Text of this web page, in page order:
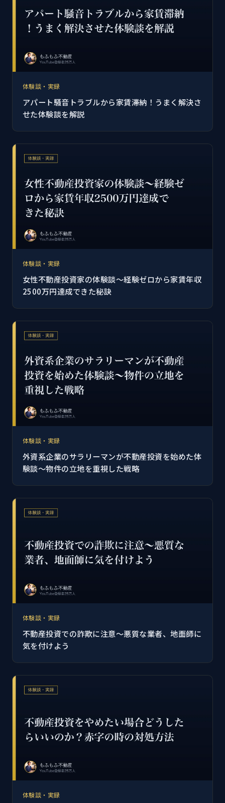
体験談・実録
アパート騒音トラブルから家賃滞納！うまく解決さ
せた体験談を解説
体験談・実録
女性不動産投資家の体験談～経験ゼロから家賃年収
2500万円達成できた秘訣
体験談・実録
外資系企業のサラリーマンが不動産投資を始めた体
験談～物件の立地を重視した戦略
体験談・実録
不動産投資での詐欺に注意～悪質な業者、地面師に
気を付けよう
体験談・実録